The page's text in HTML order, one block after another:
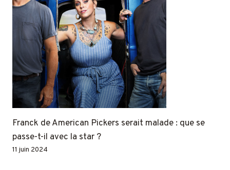
Franck de American Pickers serait malade : que se
passe-t-il avec la star ?
11 juin 2024